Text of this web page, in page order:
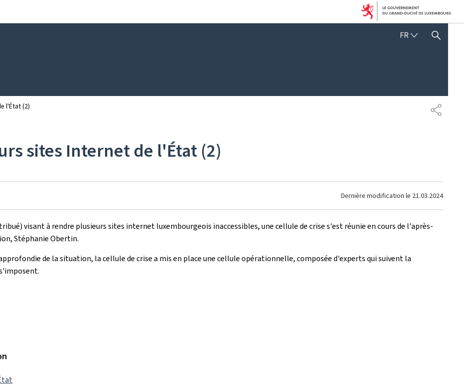
FRFRANÇAIS
AFFICHER / MASQUER
l'État (2)
sites Internet de l'État (2)
Dernière modification le 21.03.2024
visant à rendre plusieurs sites internet luxembourgeois inaccessibles, une cellule de crise s'est réunie en cours de l'après-
Stéphanie Obertin.
de la situation, la cellule de crise a mis en place une cellule opérationnelle, composée d'experts qui suivent la